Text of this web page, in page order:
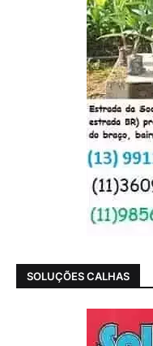
SOLUÇÕES CALHAS